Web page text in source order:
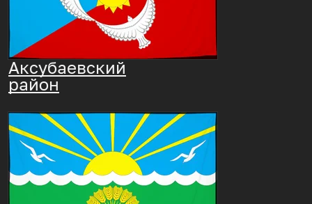
Аксубаевский
район